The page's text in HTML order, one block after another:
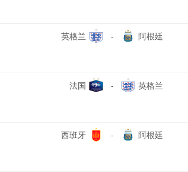
英格兰 - 阿根廷
法国 - 英格兰
西班牙 - 阿根廷